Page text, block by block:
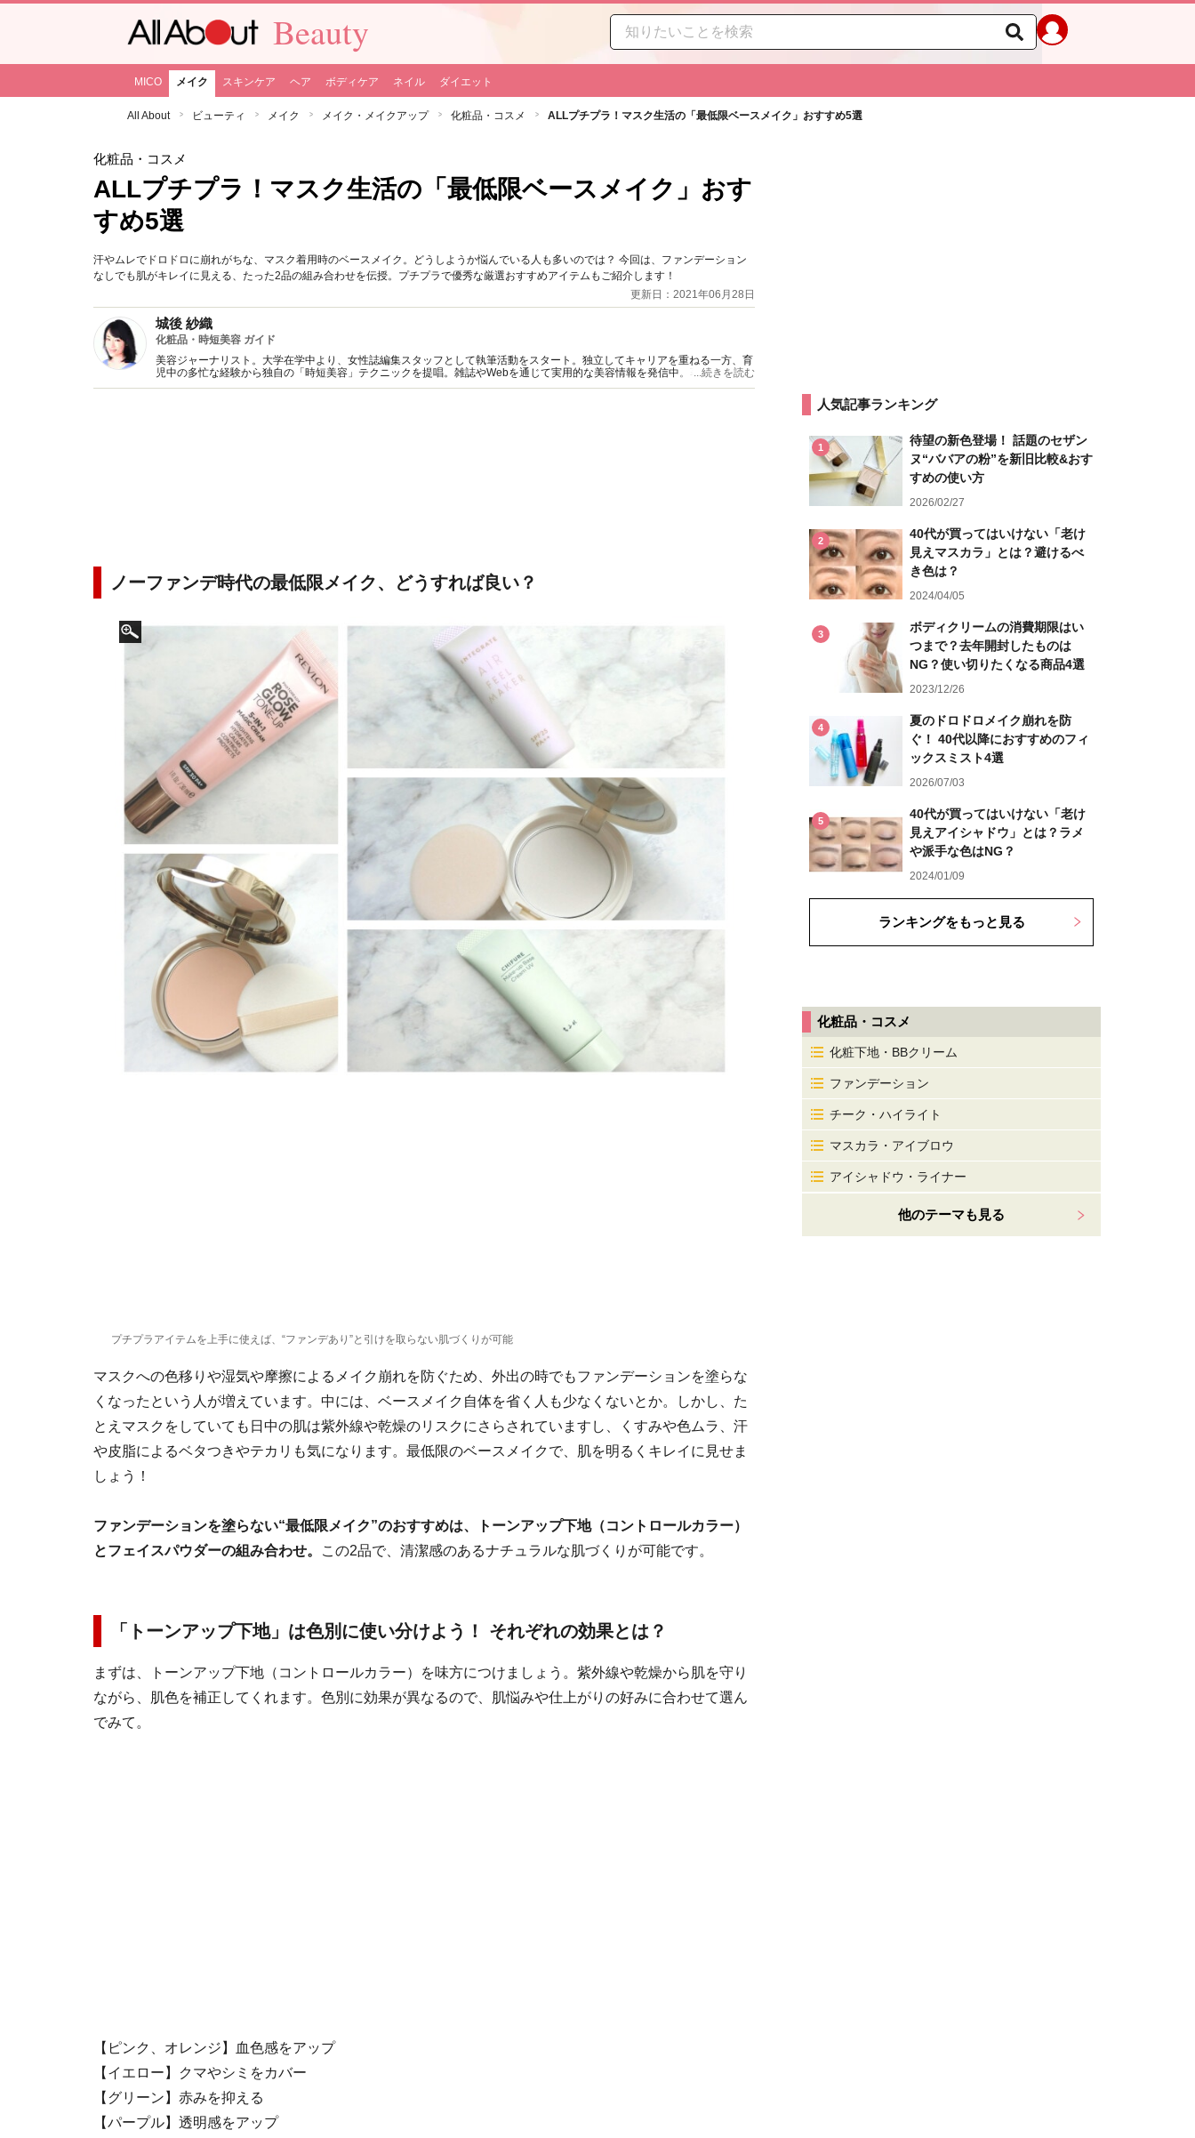
Beauty
MICO メイク スキンケア ヘア ボディケア ネイル ダイエット
All About ビューティ メイク メイク・メイクアップ 化粧品・コスメ ALLプチプラ！マスク生活の「最低限ベースメイク」おすすめ5選
化粧品・コスメ
ALLプチプラ！マスク生活の「最低限ベースメイク」おす
すめ5選
汗やムレでドロドロに崩れがちな、マスク着用時のベースメイク。どうしようか悩んでいる人も多いのでは？ 今回は、ファンデーション
なしでも肌がキレイに見える、たった2品の組み合わせを伝授。プチプラで優秀な厳選おすすめアイテムもご紹介します！
更新日：2021年06月28日
城後 紗織
化粧品・時短美容 ガイド
美容ジャーナリスト。大学在学中より、女性誌編集スタッフとして執筆活動をスタート。独立してキャリアを重ねる一方、育
児中の多忙な経験から独自の「時短美容」テクニックを提唱。雑誌やWebを通じて実用的な美容情報を発信中。著書に「時短
メイクbeauty」がある。
...続きを読む
ノーファンデ時代の最低限メイク、どうすれば良い？
プチプラアイテムを上手に使えば、“ファンデあり”と引けを取らない肌づくりが可能
マスクへの色移りや湿気や摩擦によるメイク崩れを防ぐため、外出の時でもファンデーションを塗らな
くなったという人が増えています。中には、ベースメイク自体を省く人も少なくないとか。しかし、た
とえマスクをしていても日中の肌は紫外線や乾燥のリスクにさらされていますし、くすみや色ムラ、汗
や皮脂によるベタつきやテカリも気になります。最低限のベースメイクで、肌を明るくキレイに見せま
しょう！
ファンデーションを塗らない“最低限メイク”のおすすめは、トーンアップ下地（コントロールカラー）
とフェイスパウダーの組み合わせ。
この2品で、清潔感のあるナチュラルな肌づくりが可能です。
「トーンアップ下地」は色別に使い分けよう！ それぞれの効果とは？
まずは、トーンアップ下地（コントロールカラー）を味方につけましょう。紫外線や乾燥から肌を守り
ながら、肌色を補正してくれます。色別に効果が異なるので、肌悩みや仕上がりの好みに合わせて選ん
でみて。
【ピンク、オレンジ】血色感をアップ
【イエロー】クマやシミをカバー
【グリーン】赤みを抑える
【パープル】透明感をアップ
人気記事ランキング
1
待望の新色登場！ 話題のセザン
ヌ“ババアの粉”を新旧比較&おす
すめの使い方
2026/02/27
2
40代が買ってはいけない「老け
見えマスカラ」とは？避けるべ
き色は？
2024/04/05
3
ボディクリームの消費期限はい
つまで？去年開封したものは
NG？使い切りたくなる商品4選
2023/12/26
4
夏のドロドロメイク崩れを防
ぐ！ 40代以降におすすめのフィ
ックスミスト4選
2026/07/03
5
40代が買ってはいけない「老け
見えアイシャドウ」とは？ラメ
や派手な色はNG？
2024/01/09
ランキングをもっと見る
化粧品・コスメ
化粧下地・BBクリーム
ファンデーション
チーク・ハイライト
マスカラ・アイブロウ
アイシャドウ・ライナー
他のテーマも見る